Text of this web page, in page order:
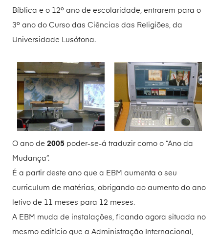
Bíblica e o 12º ano de escolaridade, entrarem para o
3º ano do Curso das Ciências das Religiões, da
Universidade Lusófona.
O ano de 2005 poder-se-á traduzir como o “Ano da
Mudança”.
É a partir deste ano que a EBM aumenta o seu
curriculum de matérias, obrigando ao aumento do ano
letivo de 11 meses para 12 meses.
A EBM muda de instalações, ficando agora situada no
mesmo edifício que a Administração Internacional,